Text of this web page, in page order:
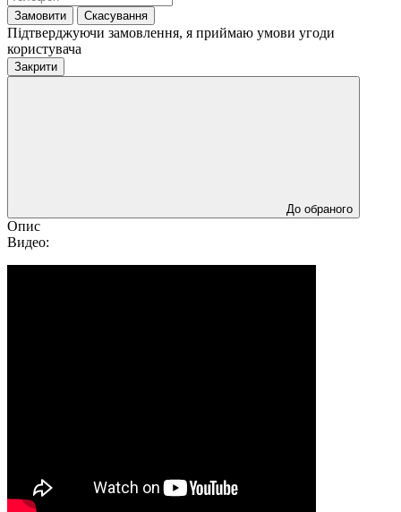
Замовити Скасування
Підтверджуючи замовлення, я приймаю умови угоди
користувача
Закрити
До обраного
Опис
Видео: